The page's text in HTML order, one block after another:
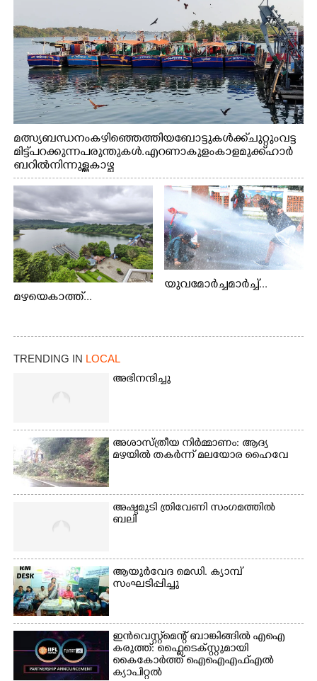
മത്സ്യബന്ധനം കഴിഞ്ഞെത്തിയ ബോട്ടുകൾക്ക് ചുറ്റും വട്ട
മിട്ട് പറക്കുന്ന പരുന്തുകൾ. എറണാകുളം കാളമുക്ക് ഹാർ
ബറിൽ നിന്നുള്ള കാഴ്ച
മഴയെകാത്ത്...
യുവമോർച്ചമാർച്ച്...
TRENDING IN LOCAL
അഭിനന്ദിച്ചു
അശാസ്ത്രീയ നിർമ്മാണം: ആദ്യ
മഴയിൽ തകർന്ന് മലയോര ഹൈവേ
അഷ്ടമുടി ത്രിവേണി സംഗമത്തിൽ
ബലി
ആയുർവേദ മെഡി. ക്യാമ്പ്
സംഘടിപ്പിച്ചു
ഇൻവെസ്റ്റ്മെന്റ് ബാങ്കിങ്ങിൽ എഐ
കരുത്ത്: ഫ്ലൈടെക്സ്റ്റുമായി
കൈകോർത്ത് ഐഐഎഫ്എൽ
ക്യാപിറ്റൽ